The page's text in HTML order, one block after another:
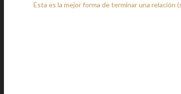
Esta es la mejor forma de terminar una relación